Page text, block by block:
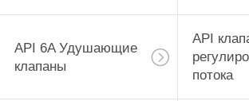
API 6A Удушающие
клапаны
API
потока